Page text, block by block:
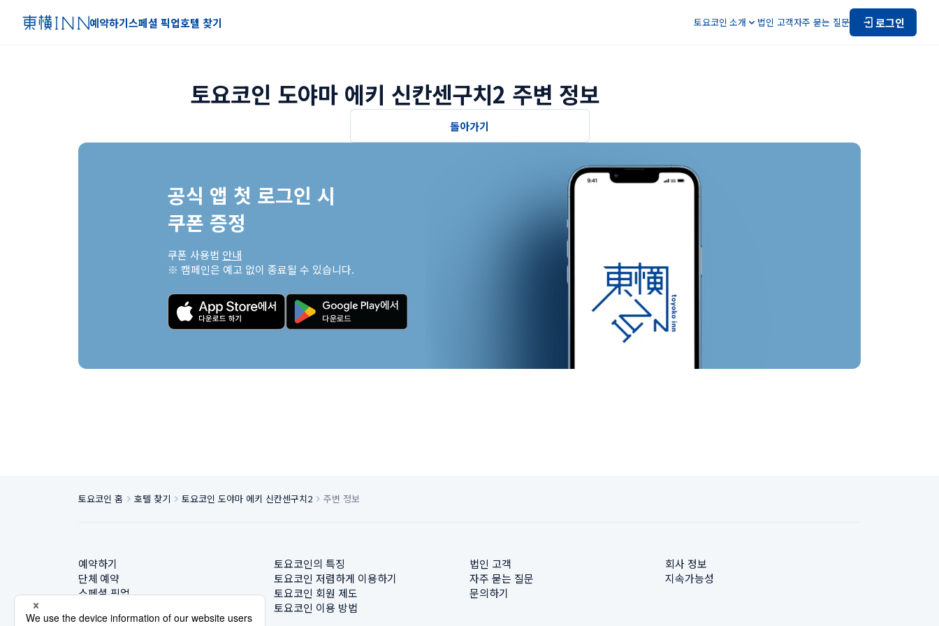
예약하기스페셜 픽업호텔 찾기 토요코인 소개 법인 고객자주 묻는 질문 로그인
토요코인 도야마 에키 신칸센구치2 주변 정보
돌아가기
공식 앱 첫 로그인 시
쿠폰 증정
쿠폰 사용법 안내
※ 캠페인은 예고 없이 종료될 수 있습니다.
토요코인 홈 호텔 찾기 토요코인 도야마 에키 신칸센구치2 주변 정보
예약하기
단체 예약
스페셜 픽업
토요코인의 특징
토요코인 저렴하게 이용하기
토요코인 회원 제도
토요코인 이용 방법
법인 고객
자주 묻는 질문
문의하기
회사 정보
지속가능성